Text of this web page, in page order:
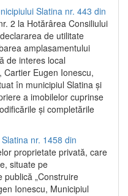
Slatina nr. 443 din
2 la Hotărârea Consiliului
de utilitate
amplasamentului
de interes local
Cartier Eugen Ionescu,
în municipiul Slatina şi
a imobilelor cuprinse
şi completările
nr. 1458 din
proprietate privată, care
situate pe
„Construire
Ionescu, Municipiul